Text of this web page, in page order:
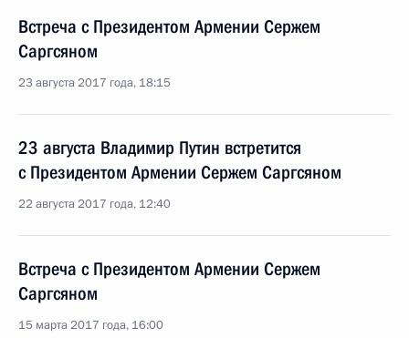
Встреча с Президентом Армении Сержем
Саргсяном
23 августа 2017 года, 18:15
23 августа Владимир Путин встретится
с Президентом Армении Сержем Саргсяном
22 августа 2017 года, 12:40
Встреча с Президентом Армении Сержем
Саргсяном
15 марта 2017 года, 16:00